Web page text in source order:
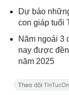
Dự báo
con giáp tuổi
Năm ngoái 3
nay được
năm 2025